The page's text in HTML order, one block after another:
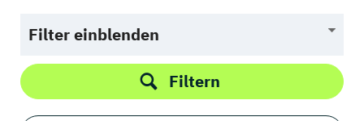
Filter einblenden
Filtern